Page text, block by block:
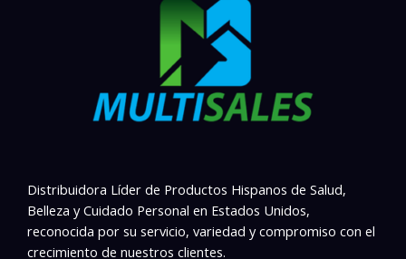
Distribuidora Líder de Productos Hispanos de Salud,
Belleza y Cuidado Personal en Estados Unidos,
reconocida por su servicio, variedad y compromiso con el
crecimiento de nuestros clientes.